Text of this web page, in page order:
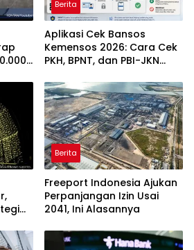
Berita
Aplikasi Cek Bansos
Kemensos 2026: Cara Cek
PKH, BPNT, dan PBI-JKN
Berita
Freeport Indonesia Ajukan
Perpanjangan Izin Usai
2041, Ini Alasannya